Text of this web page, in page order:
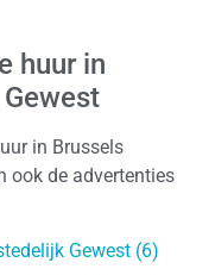
huur in
in Brussels
ook de advertenties
Gewest (6)